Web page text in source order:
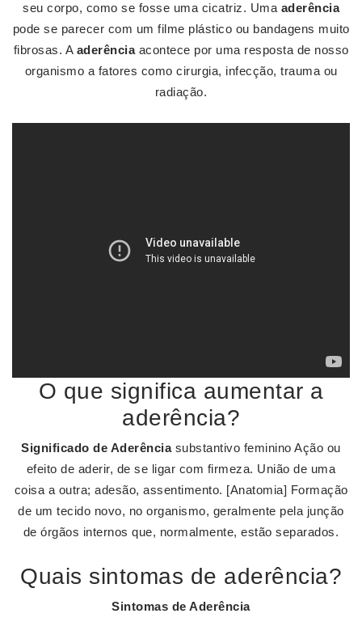
seu corpo, como se fosse uma cicatriz. Uma aderência
pode se parecer com um filme plástico ou bandagens muito
fibrosas. A aderênciaacontece por uma resposta de nosso
organismo a fatores como cirurgia, infecção, trauma ou
radiação.
O que significa aumentar a
aderência?
Significado de Aderênciasubstantivo feminino Ação ou
efeito de aderir, de se ligar com firmeza. União de uma
coisa a outra; adesão, assentimento. [Anatomia] Formação
de um tecido novo, no organismo, geralmente pela junção
de órgãos internos que, normalmente, estão separados.
Quais sintomas de aderência?
Sintomas de Aderência